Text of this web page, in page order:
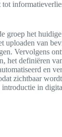
groep het
uploaden van
Vervolgens
het definiëren
en
zichtbaar
introductie in